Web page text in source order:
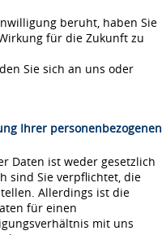
beruht, haben Sie
für die Zukunft zu
Sie sich an uns oder
Ihrer personenbezogenen
Daten ist weder gesetzlich
sind Sie verpflichtet, die
Allerdings ist die
für einen
mit uns